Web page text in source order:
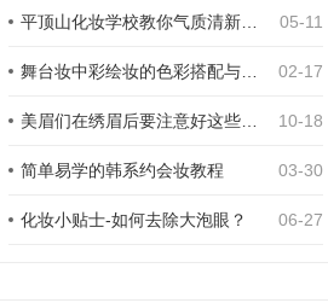
05-11
02-17
10-18
简单易学的韩系约会妆教程 03-30
化妆小贴士-如何去除大泡眼？ 06-27